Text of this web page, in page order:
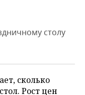
столу
сколько
Рост цен